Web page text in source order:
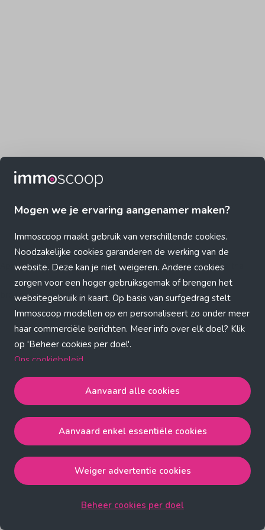
Mogen we je ervaring aangenamer maken?
Immoscoop maakt gebruik van verschillende cookies.
Noodzakelijke cookies garanderen de werking van de
website. Deze kan je niet weigeren. Andere cookies
zorgen voor een hoger gebruiksgemak of brengen het
websitegebruik in kaart. Op basis van surfgedrag stelt
Immoscoop modellen op en personaliseert zo onder meer
haar commerciële berichten. Meer info over elk doel? Klik
op 'Beheer cookies per doel'.
Ons cookiebeleid
Aanvaard alle cookiesgaat akkoord met de strict
noodzakelijke, analytische, functionele en advertentie
cookies.
de strict noodzakelijke cookies.
Weiger advertentie cookiesgaat akkoord met de strict
Aanvaard alle cookies
Aanvaard enkel essentiële cookies
Weiger advertentie cookies
Beheer cookies per doel
Application error: a client-side exception has occurred (see the
browser console for more information)